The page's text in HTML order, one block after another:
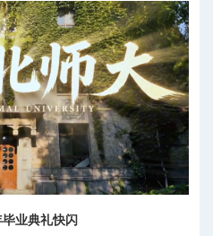
业典礼快闪